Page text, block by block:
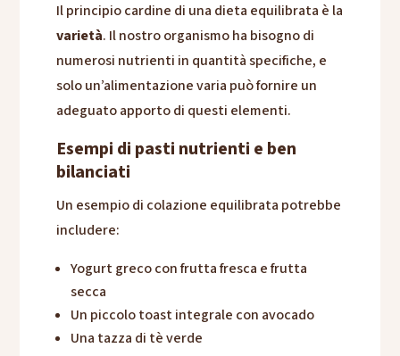
Il principio cardine di una dieta equilibrata è la
varietà. Il nostro organismo ha bisogno di
numerosi nutrienti in quantità specifiche, e
solo un’alimentazione varia può fornire un
adeguato apporto di questi elementi.
Esempi di pasti nutrienti e ben
bilanciati
Un esempio di colazione equilibrata potrebbe
includere:
Yogurt greco con frutta fresca e frutta
secca
Un piccolo toast integrale con avocado
Una tazza di tè verde